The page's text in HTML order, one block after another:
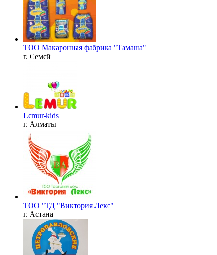
ТОО Макаронная фабрика "Тамаша"
г. Семей
Lemur-kids
г. Алматы
ТОО "ТД "Виктория Лекс"
г. Астана